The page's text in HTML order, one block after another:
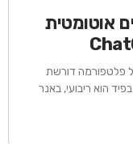
אוטומטית
פלטפורמה דורשת
הוא ריבועי, באנר